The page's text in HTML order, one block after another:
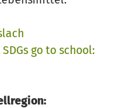
SDGs go to school: